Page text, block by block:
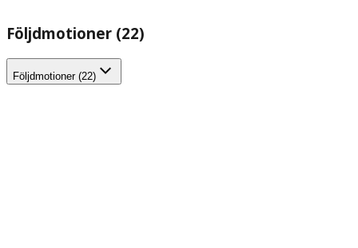
Följdmotioner (22)
Följdmotioner (22)